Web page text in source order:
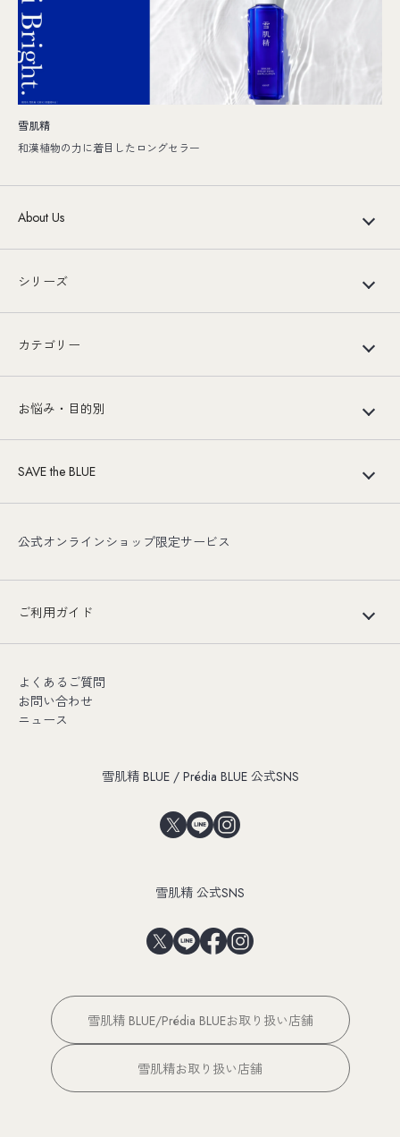
雪肌精
和漢植物の力に着目したロングセラー
About Us
シリーズ
カテゴリー
お悩み・目的別
SAVE the BLUE
公式オンラインショップ限定サービス
ご利用ガイド
よくあるご質問
お問い合わせ
ニュース
雪肌精 BLUE / Prédia BLUE 公式SNS
雪肌精 公式SNS
雪肌精 BLUE/Prédia BLUEお取り扱い店舗
雪肌精お取り扱い店舗